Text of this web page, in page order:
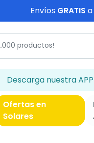
Envíos GRATIS
Descarga nuestra
Ofertas en
Solares